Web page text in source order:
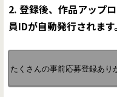
2. 登録後、作品アップ
員IDが自動発行されます。
たくさんの事前応募登録あり